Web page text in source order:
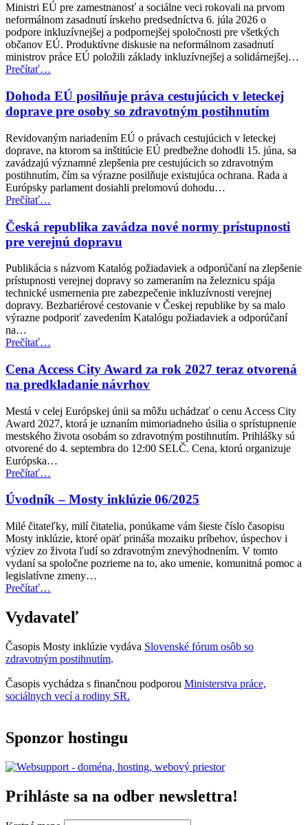
Ministri EÚ pre zamestnanosť a sociálne veci rokovali na prvom
neformálnom zasadnutí írskeho predsedníctva 6. júla 2026 o
podpore inkluzívnejšej a podpornejšej spoločnosti pre všetkých
občanov EÚ. Produktívne diskusie na neformálnom zasadnutí
ministrov práce EÚ položili základy inkluzívnejšej a solidárnejšej…
Prečítať“Neformálne
ministrov
pre
zamestnanosť
sociálne
veci
(EPSCO)”
…
Dohoda EÚ posilňuje práva cestujúcich v leteckej
doprave pre osoby so zdravotným postihnutím
Revidovaným nariadením EÚ o právach cestujúcich v leteckej
doprave, na ktorom sa inštitúcie EÚ predbežne dohodli 15. júna, sa
zavádzajú významné zlepšenia pre cestujúcich so zdravotným
postihnutím, čím sa výrazne posilňuje existujúca ochrana. Rada a
Európsky parlament dosiahli prelomovú dohodu…
Prečítať“Dohoda
posilňuje
práva
cestujúcich
leteckej
doprave
pre
osoby
so
zdravotným
postihnutím”
…
Česká republika zavádza nové normy prístupnosti
pre verejnú dopravu
Publikácia s názvom Katalóg požiadaviek a odporúčaní na zlepšenie
prístupnosti verejnej dopravy so zameraním na železnicu spája
technické usmernenia pre zabezpečenie inkluzívnosti verejnej
dopravy. Bezbariérové cestovanie v Českej republike by sa malo
výrazne podporiť zavedením Katalógu požiadaviek a odporúčaní
na…
Prečítať“Česká
zavádza
nové
normy
pre
verejnú
dopravu”
…
Cena Access City Award za rok 2027 teraz otvorená
na predkladanie návrhov
Mestá v celej Európskej únii sa môžu uchádzať o cenu Access City
Award 2027, ktorá je uznaním mimoriadneho úsilia o sprístupnenie
mestského života osobám so zdravotným postihnutím. Prihlášky sú
otvorené do 4. septembra do 12:00 SELČ. Cena, ktorú organizuje
Európska…
Prečítať“Cena
City
za
rok
2027
teraz
otvorená
na
predkladanie
návrhov”
…
Úvodník – Mosty inklúzie 06/2025
Milé čitateľky, milí čitatelia, ponúkame vám šieste číslo časopisu
Mosty inklúzie, ktoré opäť prináša mozaiku príbehov, úspechov i
výziev zo života ľudí so zdravotným znevýhodnením. V tomto
vydaní sa spoločne pozrieme na to, ako umenie, komunitná pomoc a
legislatívne zmeny…
Prečítať“Úvodník
Mosty
inklúzie
…
Vydavateľ
Časopis Mosty inklúzie vydáva Slovenské fórum osôb so
zdravotným postihnutím.
Časopis vychádza s finančnou podporou Ministerstva práce,
sociálnych vecí a rodiny SR.
Sponzor hostingu
Prihláste sa na odber newslettra!